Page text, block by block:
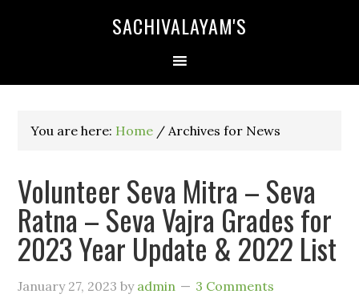
SACHIVALAYAM'S
You are here: Home / Archives for News
Volunteer Seva Mitra – Seva
Ratna – Seva Vajra Grades for
2023 Year Update & 2022 List
January 27, 2023 by admin 3 Comments